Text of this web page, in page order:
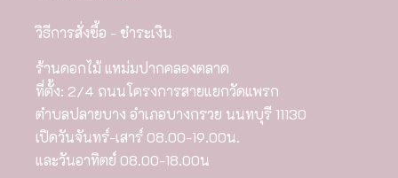
วิธีการสั่งซื้อ - ชำระเงิน
ร้านดอกไม้ แหม่มปากคลองตลาด
ที่ตั้ง: 2/4 ถนนโครงการสายแยกวัดแพรก
ตำบลปลายบาง อำเภอบางกรวย นนทบุรี 11130
เปิดวันจันทร์-เสาร์ 08.00-19.00น.
และวันอาทิตย์ 08.00-18.00น